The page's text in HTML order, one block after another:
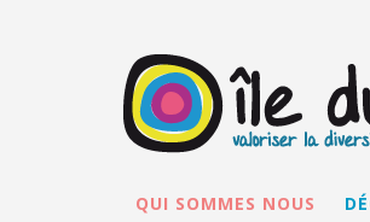
QUI SOMMES NOUS